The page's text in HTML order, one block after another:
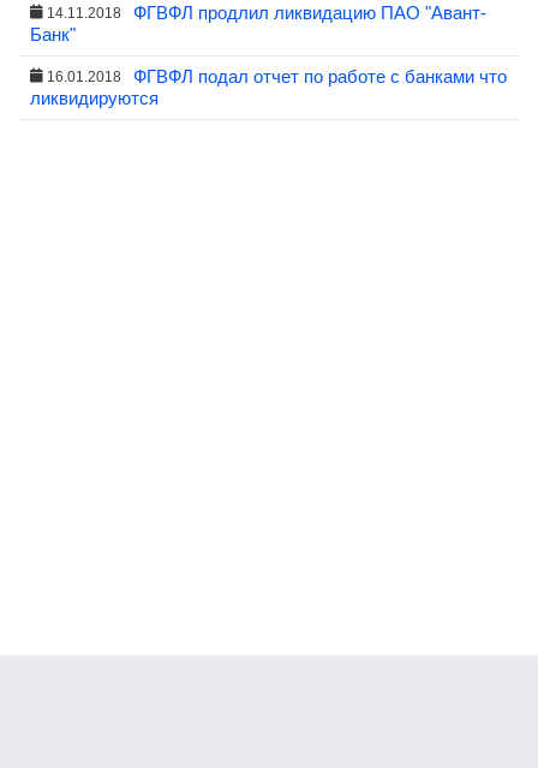
14.11.2018
ФГВФЛ продлил ликвидацию ПАО "Авант-
Банк"
16.01.2018
ФГВФЛ подал отчет по работе с банками что
ликвидируются